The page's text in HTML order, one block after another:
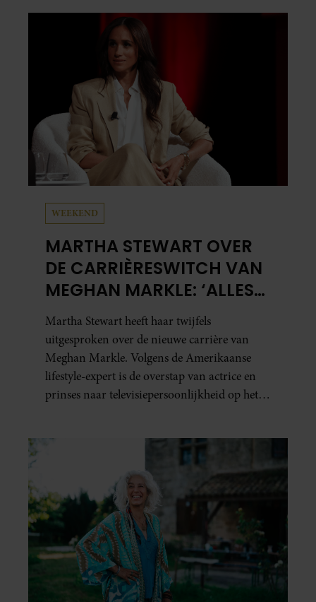
WEEKEND
MARTHA STEWART OVER
DE CARRIÈRESWITCH VAN
MEGHAN MARKLE: ‘ALLES
DRAAIT OM
AUTHENTICITEIT’
Martha Stewart heeft haar twijfels
uitgesproken over de nieuwe carrière van
Meghan Markle. Volgens de Amerikaanse
lifestyle-expert is de overstap van actrice en
prinses naar televisiepersoonlijkheid op het